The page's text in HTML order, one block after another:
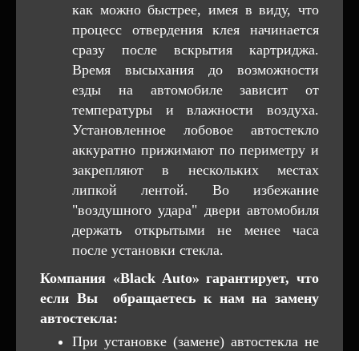
как можно быстрее, имея в виду, что
процесс отвердения клея начинается
сразу после вскрытия картриджа.
Время высыхания до возможности
езды на автомобиле зависит от
температуры и влажности воздуха.
Установленное лобовое автостекло
аккуратно прижимают по периметру и
закрепляют в нескольких местах
липкой лентой. Во избежание
"воздушного удара" двери автомобиля
держать открытыми не менее часа
после установки стекла.
Компания «Black Auto» гарантирует, что
если Вы обращаетесь к нам на замену
автостекла:
При установке (замене) автостекла не